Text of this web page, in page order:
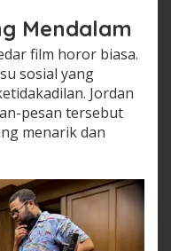
Mendalam
film horor biasa.
sosial yang
Jordan
pesan tersebut
menarik dan